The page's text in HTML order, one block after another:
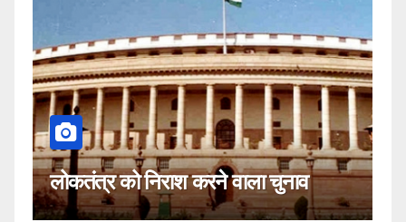
करने वाला चुनाव
कहीं यह सीजेआई के
नहीं!